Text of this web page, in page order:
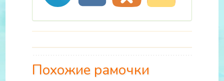
Похожие рамочки